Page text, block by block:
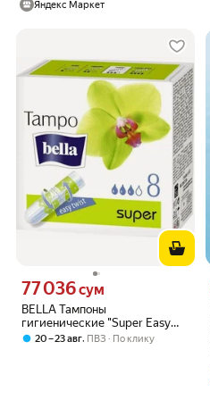
Яндекс Маркет
BELLA Тампоны
гигиенические "Super Easy
Twist", 8 штук
Цена 77036 сум вместо
77 036сум
20 – 23 авг, ПВЗ По клику